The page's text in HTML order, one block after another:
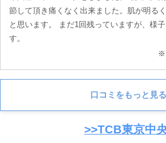
節して頂き痛くなく出来ました。肌が明る
と思います。 まだ1回残っていますが、様
す。
※
口コミをもっと見る
>>TCB東京中